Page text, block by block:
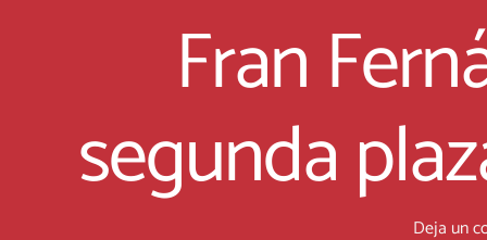
Fran
segunda
Deja un